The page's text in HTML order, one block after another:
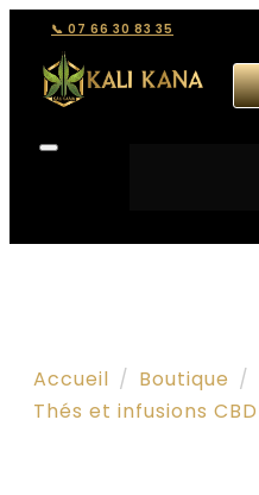
📞 07 66 30 83 35
Accueil Boutique
Thés et infusions CBD